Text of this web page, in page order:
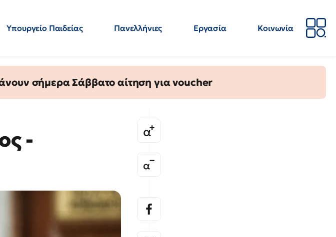
Υπουργείο Παιδείας Πανελλήνιες Εργασία
Κοινωνία
σήμερα Σάββατο αίτηση για voucher
-